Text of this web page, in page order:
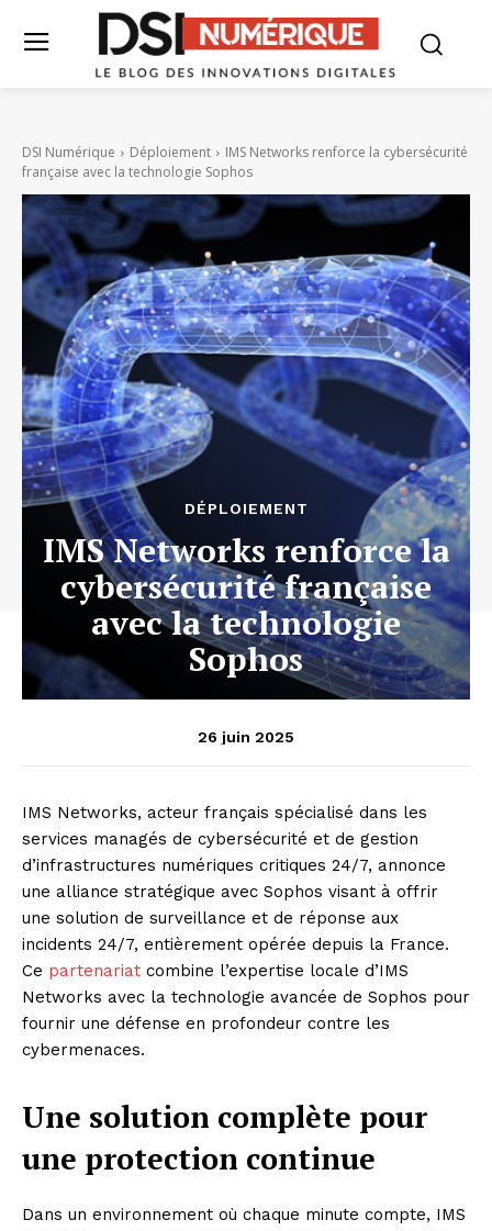
DSI Numérique Déploiement
IMS Networks renforce la cybersécurité
française avec la technologie Sophos
DÉPLOIEMENT
IMS Networks renforce la
cybersécurité française
avec la technologie
Sophos
26 juin 2025
IMS Networks, acteur français spécialisé dans les
services managés de cybersécurité et de gestion
d’infrastructures numériques critiques 24/7, annonce
une alliance stratégique avec Sophos visant à offrir
une solution de surveillance et de réponse aux
incidents 24/7, entièrement opérée depuis la France.
Ce partenariat combine l’expertise locale d’IMS
Networks avec la technologie avancée de Sophos pour
fournir une défense en profondeur contre les
cybermenaces.
Une solution complète pour
une protection continue
Dans un environnement où chaque minute compte, IMS